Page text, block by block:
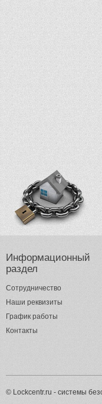
Информационный
раздел
Сотрудничество
Наши реквизиты
График работы
Контакты
© Lockcentr.ru - системы